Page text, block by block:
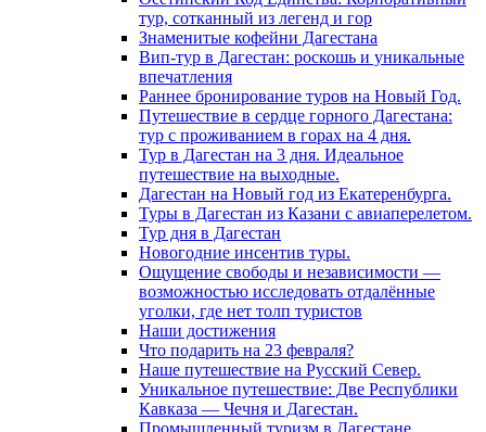
тур, сотканный из легенд и гор
Знаменитые кофейни Дагестана
Вип-тур в Дагестан: роскошь и уникальные
впечатления
Раннее бронирование туров на Новый Год.
Путешествие в сердце горного Дагестана:
тур с проживанием в горах на 4 дня.
Тур в Дагестан на 3 дня. Идеальное
путешествие на выходные.
Дагестан на Новый год из Екатеренбурга.
Туры в Дагестан из Казани с авиаперелетом.
Тур дня в Дагестан
Новогодние инсентив туры.
Ощущение свободы и независимости —
возможностью исследовать отдалённые
уголки, где нет толп туристов
Наши достижения
Что подарить на 23 февраля?
Наше путешествие на Русский Север.
Уникальное путешествие: Две Республики
Кавказа — Чечня и Дагестан.
Промышленный туризм в Дагестане.